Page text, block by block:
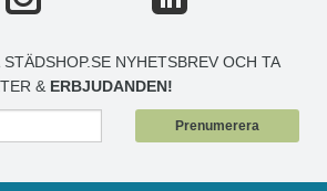
NYHETSBREV OCH TA
& ERBJUDANDEN!
Prenumerera